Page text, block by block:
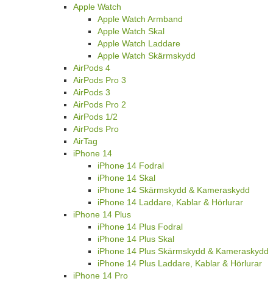
Apple Watch
Apple Watch Armband
Apple Watch Skal
Apple Watch Laddare
Apple Watch Skärmskydd
AirPods 4
AirPods Pro 3
AirPods 3
AirPods Pro 2
AirPods 1/2
AirPods Pro
AirTag
iPhone 14
iPhone 14 Fodral
iPhone 14 Skal
iPhone 14 Skärmskydd & Kameraskydd
iPhone 14 Laddare, Kablar & Hörlurar
iPhone 14 Plus
iPhone 14 Plus Fodral
iPhone 14 Plus Skal
iPhone 14 Plus Skärmskydd & Kameraskydd
iPhone 14 Plus Laddare, Kablar & Hörlurar
iPhone 14 Pro